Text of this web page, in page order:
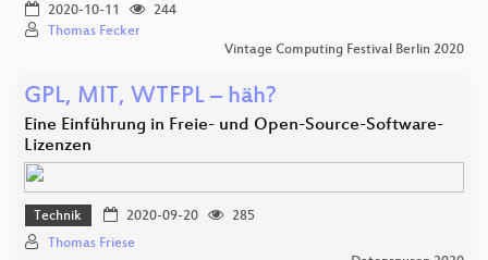
2020-10-11
244
Thomas Fecker
Vintage Computing Festival Berlin 2020
GPL, MIT, WTFPL – häh?
Eine Einführung in Freie- und Open-Source-Software-
Lizenzen
Technik 2020-09-20
285
Thomas Friese